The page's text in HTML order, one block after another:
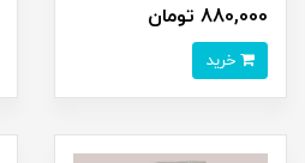
880,000 تومان